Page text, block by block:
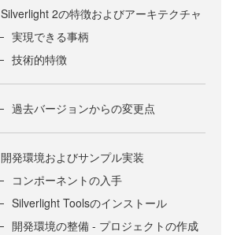
Silverlight 2の特徴およびアーキテクチャ
実現できる事柄
技術的特徴
過去バージョンからの変更点
開発環境およびサンプル実装
コンポーネントの入手
Silverlight Toolsのインストール
開発環境の整備 - プロジェクトの作成